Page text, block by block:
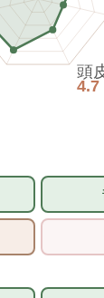
頭
4.7